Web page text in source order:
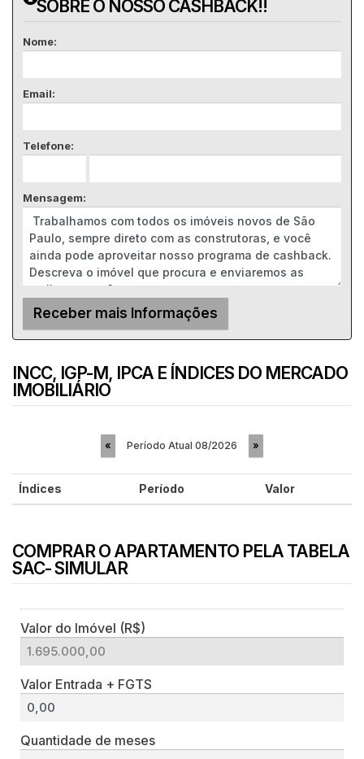
SOBRE O NOSSO CASHBACK!!
Nome:
Email:
Telefone:
Mensagem:
INCC, IGP-M, IPCA E ÍNDICES DO MERCADO
IMOBILIÁRIO
« Período Atual 08/2026 »
Índices Período Valor
COMPRAR O APARTAMENTO PELA TABELA
SAC- SIMULAR
Valor do Imóvel (R$)
Valor Entrada + FGTS
Quantidade de meses